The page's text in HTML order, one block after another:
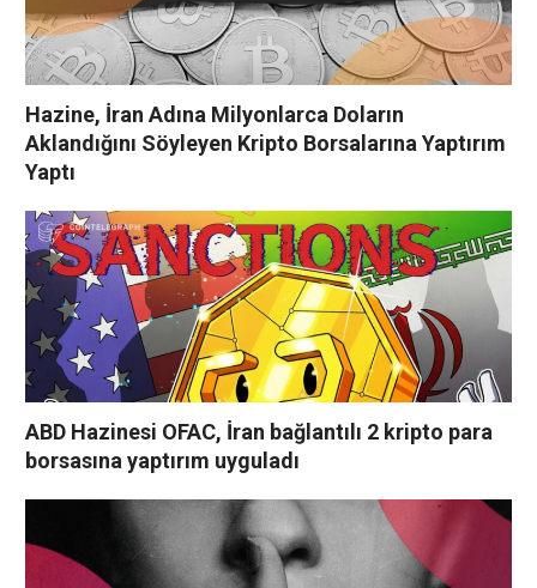
Hazine, İran Adına Milyonlarca Doların
Aklandığını Söyleyen Kripto Borsalarına Yaptırım
Yaptı
ABD Hazinesi OFAC, İran bağlantılı 2 kripto para
borsasına yaptırım uyguladı